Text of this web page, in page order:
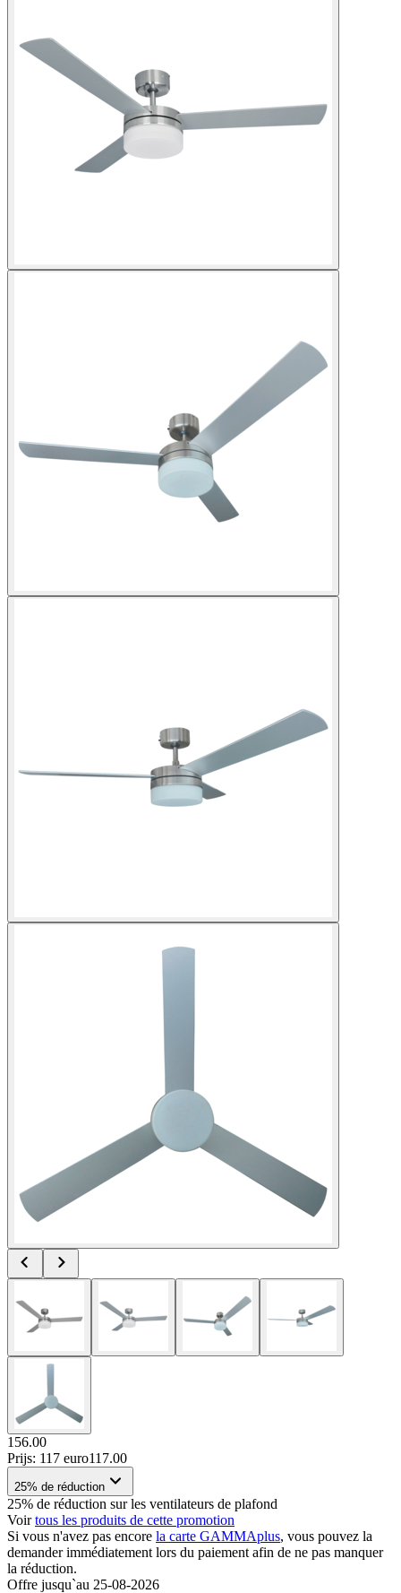
156.00
Prijs: 117 euro117.00
25% de réduction
25% de réduction sur les ventilateurs de plafond
Voirtous les produits de cette promotion
Si vous n'avez pas encore la carte GAMMAplus, vous pouvez la
demander immédiatement lors du paiement afin de ne pas manquer
la réduction.
Offre jusqu`au 25-08-2026